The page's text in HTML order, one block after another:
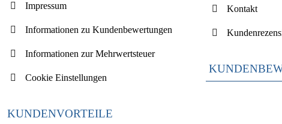
Impressum
Informationen zu Kundenbewertungen
Informationen zur Mehrwertsteuer
Cookie Einstellungen
KUNDENVORTEILE
Kontakt